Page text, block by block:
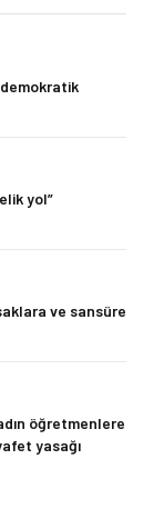
demokratik
yol”
ve sansüre
öğretmenlere
yasağı